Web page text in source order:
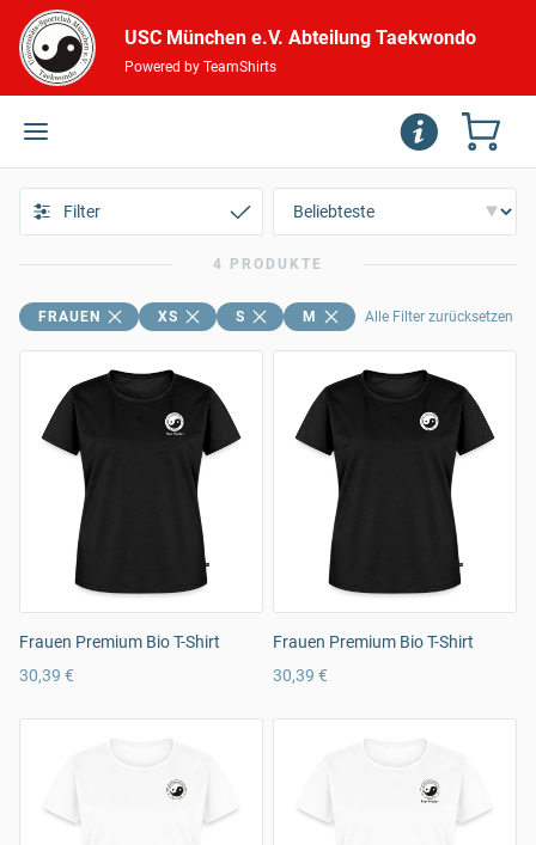
USC München e.V. Abteilung Taekwondo
Powered by TeamShirts
Filter
4 PRODUKTE
FRAUEN XS S M Alle Filter zurücksetzen
Frauen Premium Bio T-Shirt
30,39 €
Frauen Premium Bio T-Shirt
30,39 €